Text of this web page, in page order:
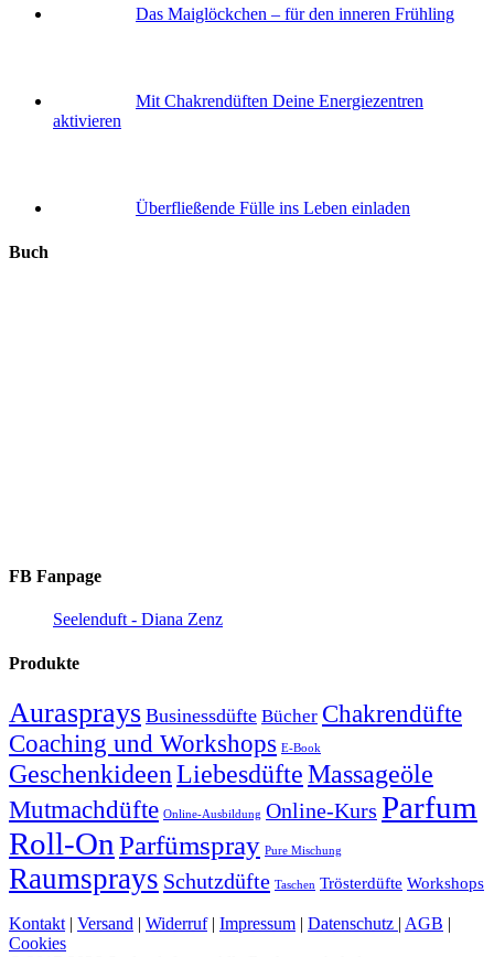
Das Maiglöckchen – für den inneren Frühling
Mit Chakrendüften Deine Energiezentren
aktivieren
Überfließende Fülle ins Leben einladen
Buch
FB Fanpage
Seelenduft - Diana Zenz
Produkte
Aurasprays Businessdüfte Bücher Chakrendüfte
Coaching und Workshops E-Book
GeschenkideenLiebesdüfteMassageöle
Mutmachdüfte Online-Ausbildung Online-Kurs Parfum
Roll-On Parfümspray Pure Mischung
Raumsprays Schutzdüfte Taschen Trösterdüfte Workshops
Kontakt | Versand | Widerruf| Impressum | Datenschutz | AGB |
Cookies